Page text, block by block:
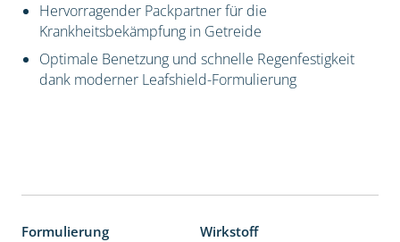
Hervorragender Packpartner für die
Krankheitsbekämpfung in Getreide
Optimale Benetzung und schnelle Regenfestigkeit
dank moderner Leafshield-Formulierung
Formulierung Wirkstoff